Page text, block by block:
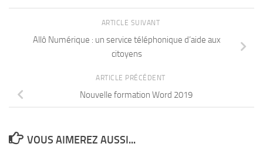
ARTICLE SUIVANT
Allô Numérique : un service téléphonique d’aide aux
citoyens
ARTICLE PRÉCÉDENT
Nouvelle formation Word 2019
VOUS AIMEREZ AUSSI...